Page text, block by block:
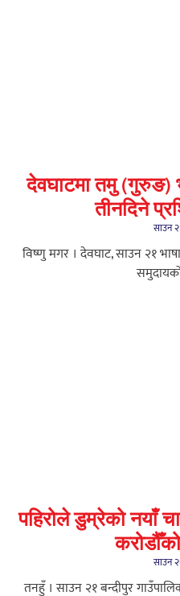
देवघाटमा तमु (गुरुङ)
तीनदिने
साउन
विष्णु मगर । देवघाट, साउन २१
पहिरोले डुम्रेको नयाँ
साउन
तनहुँ । साउन २१ बन्दीपुर